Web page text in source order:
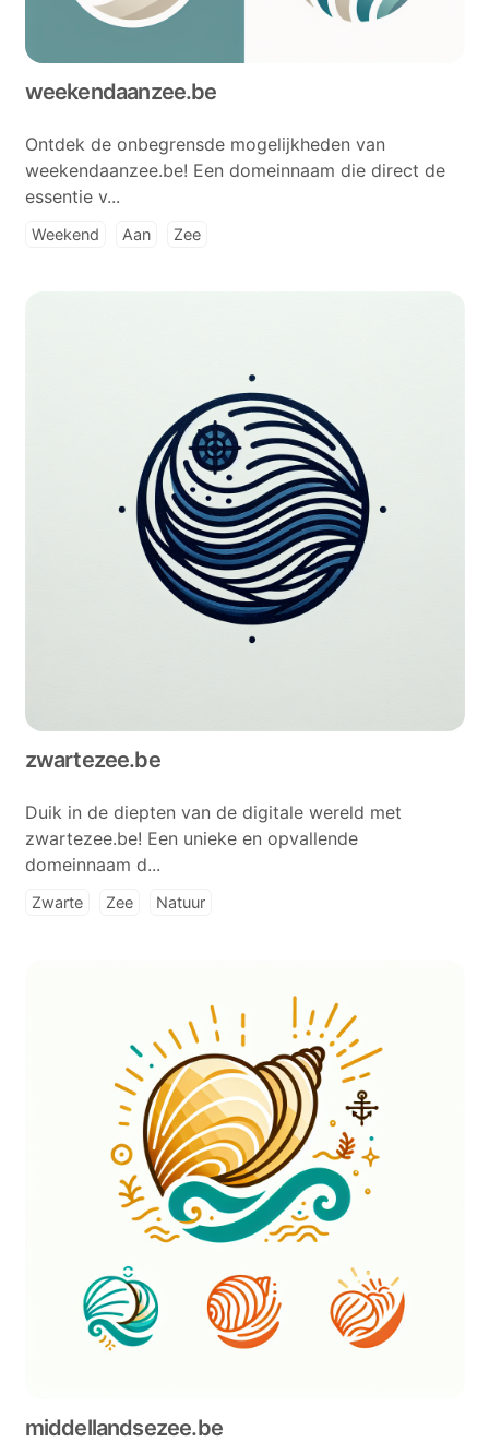
weekendaanzee.be
Ontdek de onbegrensde mogelijkheden van
weekendaanzee.be! Een domeinnaam die direct de
essentie v...
Weekend Aan Zee
zwartezee.be
Duik in de diepten van de digitale wereld met
zwartezee.be! Een unieke en opvallende
domeinnaam d...
Zwarte Zee Natuur
middellandsezee.be